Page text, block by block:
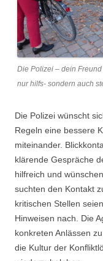
Die Polizei – dein
nur hilfs- sondern auch
Die Polizei wünscht
Regeln eine bessere
miteinander.
klärende Gespräche
hilfreich und
suchten den Kontakt
kritischen Stellen
Hinweisen nach. Die
konkreten Anlässen
die Kultur der